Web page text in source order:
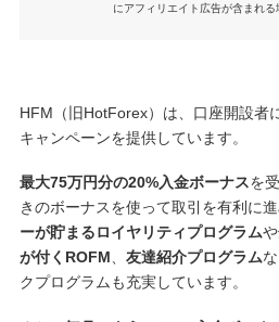
にアフィリエイト広告が含まれる
HFM（旧HotForex）は、口座開設者
キャンペーンを提供しています。
最大75万円分の20%入金ボーナスを
きのボーナスを使って取引を有利に進
ーが貯まるロイヤリティプログラムや
が付くROFM、 友達紹介プログラム
クプログラムも充実しています。